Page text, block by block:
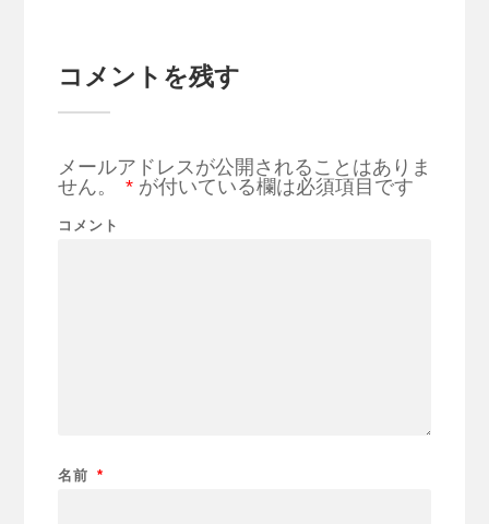
コメントを残す
メールアドレスが公開されることはありま
せん。
*が付いている欄は必須項目です
コメント
名前 *